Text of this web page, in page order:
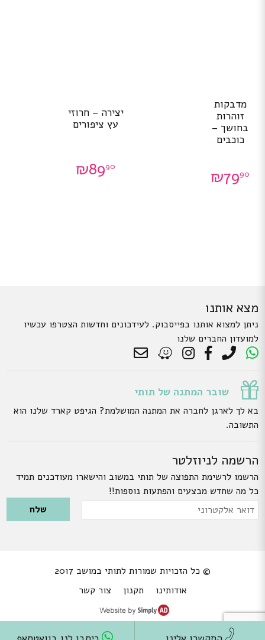
מדבקות
זוהרות
בחושך –
כוכבים
₪7990
יצירה – חרוזי
עץ ציפורים
₪8990
מצא אותנו
ניתן למצוא אותנו בפייסבוק. לעידכונים וחדשות הצטרפו עכשיו
למועדון החברים שלנו
שובר המתנה של תותי
בא לך לארגן לחברה את המתנה המושלמת? הגיפט קארד שלנו הוא
התשובה.
הרשמה לניוזלטר
הרשמו לרשימת התפוצה של תותי במשוב והישארו מעודכנים תמיד
כל מה שחדש מבצעים והפתעות נוספות!!
Please leave this field empty.
דואר
© כל הזכויות שמורות לתותי במושב 2017
אודותינו
תקנון צור קשר